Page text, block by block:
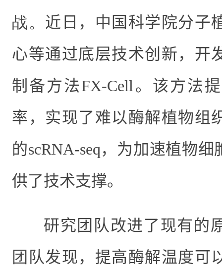
战。 近日，中国科学院分子
心等通过底层技术创新，开
制备方法FX-Cell 。该方法
率，实现了难以酶解植物组
的scRNA-seq，为加速植物细
供了技术支撑。
研究团队改进了现有的
团队发现，提高酶解温度可